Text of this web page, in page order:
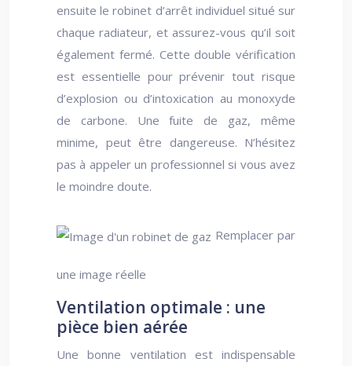
ensuite le robinet d’arrêt individuel situé sur
chaque radiateur, et assurez-vous qu’il soit
également fermé. Cette double vérification
est essentielle pour prévenir tout risque
d’explosion ou d’intoxication au monoxyde
de carbone. Une fuite de gaz, même
minime, peut être dangereuse. N’hésitez
pas à appeler un professionnel si vous avez
le moindre doute.
Remplacer par
une image réelle
Ventilation optimale : une
pièce bien aérée
Une bonne ventilation est indispensable